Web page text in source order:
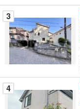
に
保
存
す
る
3
4